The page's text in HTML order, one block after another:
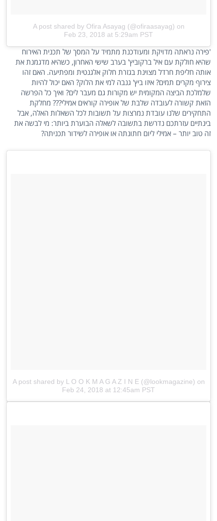
A post shared by Ofira Asayag (@ofiraasayag) on
Feb 23, 2018 at 5:29am PST
'פירה נראתה מדויקת ומעודכנת מתמיד על המסך של תכנית האירוח
שהיא חולקת עם איל ברקוביץ' בערב שישי האחרון, כשהיא מדגמנת את
אותה חליפת חרדל מצוינת בגזרת חלוק אלגנטית ומפתיעה. האם זהו
צירוף מקרים תמים? איזו ביץ' גנבה למי את הלוק? האם יכול להיות
שלמלכת הביצה המקומית יש מקורות גם מעבר לים? ואיך כל הפרשה
הזאת קשורה לעובדה שלבת של אופירה קוראים אמילי??? מחלקת
התחקירים שלנו עובדת נמרצות על תשובות לכל השאלות האלה, אבל
בינתיים עזרתכם נדרשת בתשובה לשאלה הבוערת ביותר: מי לבשה את
זה טוב יותר – אמילי ליום חתונתה או אופירה לשידור תכניתה?
A post shared by L O O K M A G A Z I N E (@lookmagazine) on
Feb 24, 2018 at 12:45am PST